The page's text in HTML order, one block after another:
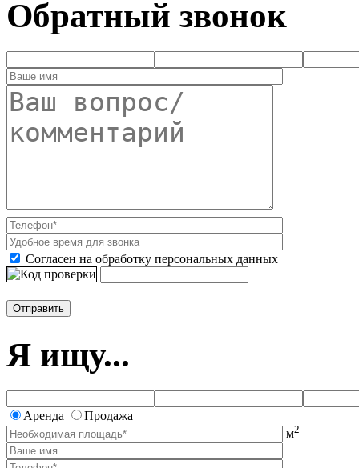
Обратный звонок
Согласен на обработку персональных данных
Я ищу...
Аренда
Продажа
м2